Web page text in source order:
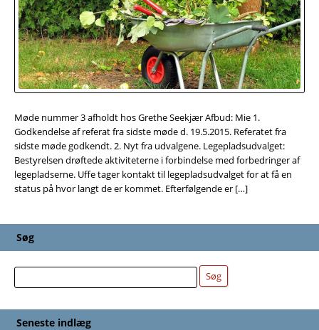
Møde nummer 3 afholdt hos Grethe Seekjær Afbud: Mie 1.
Godkendelse af referat fra sidste møde d. 19.5.2015. Referatet fra
sidste møde godkendt. 2. Nyt fra udvalgene. Legepladsudvalget:
Bestyrelsen drøftede aktiviteterne i forbindelse med forbedringer af
legepladserne. Uffe tager kontakt til legepladsudvalget for at få en
status på hvor langt de er kommet. Efterfølgende er […]
Søg
Søg Søg
Seneste indlæg